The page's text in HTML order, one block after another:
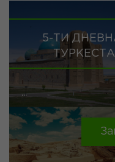
5-ТИ
...